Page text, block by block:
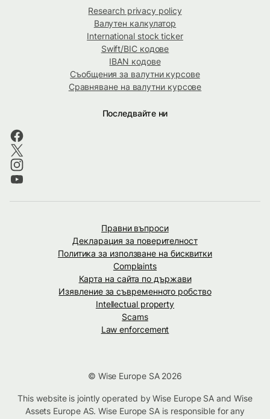
Research privacy policy
Валутен калкулатор
International stock ticker
Swift/BIC кодове
IBAN кодове
Съобщения за валутни курсове
Сравняване на валутни курсове
Последвайте ни
Правни въпроси
Декларация за поверителност
Политика за използване на бисквитки
Complaints
Карта на сайта по държави
Изявление за съвременното робство
Intellectual property
Scams
Law enforcement
© Wise Europe SA 2026
This website is jointly operated by Wise Europe SA and Wise
Assets Europe AS. Wise Europe SA is responsible for any